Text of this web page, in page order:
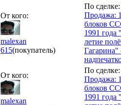
От кого:
malexan
615(покупатель)
По сделке:
Продажа:
блоков
1991 года
летие
Гагарина"
От кого:
malexan
По сделке:
Продажа:
блоков
1991 года